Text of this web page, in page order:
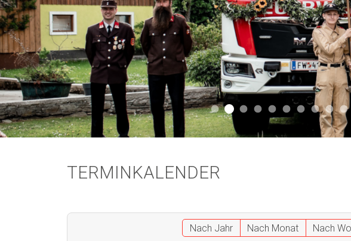
Aktuell 046Aktuell 047
Start 011Aktuell 044
Aktuell 043
Aktuell 041
Aktuell 042
Aktuell
TERMINKALENDER
Nach Jahr Nach Monat Nach